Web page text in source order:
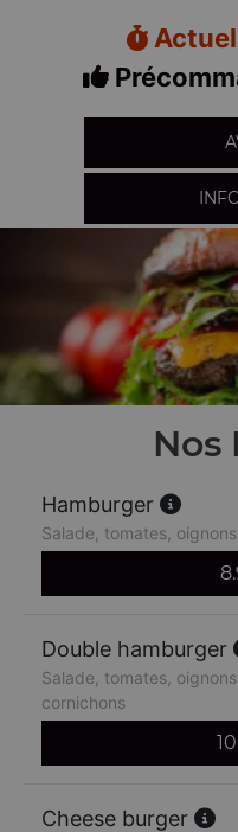
Nos
Hamburger
Salade, tomates,
Double hamburger
Salade, tomates,
cornichons
Cheese burger